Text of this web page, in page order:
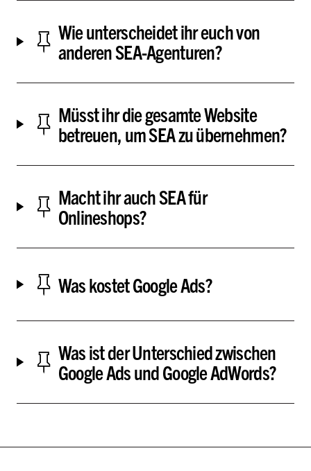
Wie unterscheidet ihr euch von
anderen SEA-Agenturen?
Müsst ihr die gesamte Website
betreuen, um SEA zu übernehmen?
Macht ihr auch SEA für
Onlineshops?
Was kostet Google Ads?
Was ist der Unterschied zwischen
Google Ads und Google AdWords?